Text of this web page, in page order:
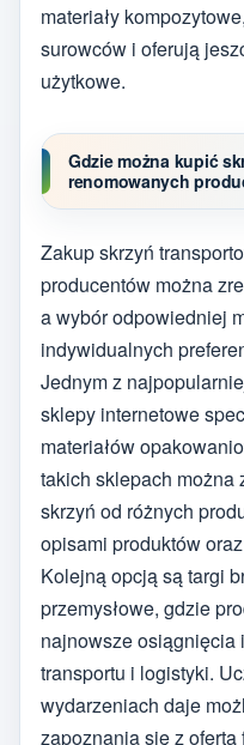
materiały
surowców i oferują
użytkowe.
Gdzie można kupić
renomowanych
Zakup skrzyń
producentów można
a wybór odpowiedniej
indywidualnych
Jednym z
sklepy internetowe
materiałów
takich sklepach można
skrzyń od różnych
opisami produktów
Kolejną opcją są targi
przemysłowe, gdzie
najnowsze
transportu i logistyki.
wydarzeniach daje
zapoznania się z